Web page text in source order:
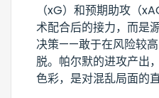
（xG）和预期助攻（
术配合后的接力，而是
决策——敢于在风险较
脱。帕尔默的进攻产出
色彩，是对混乱局面的